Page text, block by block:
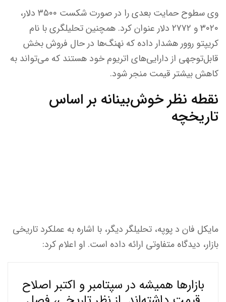
وی سطوح حمایت بعدی را در صورت شکست ۳۵۰۰ دلار،
۳۰۲۰ و ۲۷۷۲ دلار عنوان کرد. همچنین تحلیلگری با نام
کریپتو روور هشدار داده که نهنگ‌ها در حال فروش بخش
قابل‌توجهی از دارایی‌های اتریوم خود هستند که می‌تواند به
کاهش بیشتر قیمت منجر شود.
نقطه نظر خوش‌بینانه بر اساس
تاریخچه
مایکل فان د پوپه، تحلیلگر دیگر، با اشاره به عملکرد تاریخی
بازار، دیدگاه متفاوتی ارائه داده است. او اعلام کرد:
بازارها همیشه در سپتامبر و اکتبر اصلاح